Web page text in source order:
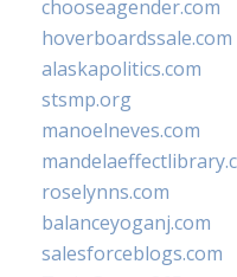
chooseagender.com
hoverboardssale.com
alaskapolitics.com
stsmp.org
manoelneves.com
roselynns.com
balanceyoganj.com
salesforceblogs.com